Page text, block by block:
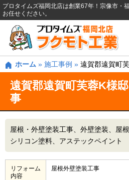
プロタイムズ福岡北店は創業67年！宗像市・
お任せください。
ホーム » 施工事例 » 遠賀郡遠賀町
遠賀郡遠賀町芙蓉K様
事
屋根・外壁塗装工事 外壁塗装 屋
シリコン塗料
アステックペイント
リフォーム
内容
屋根外壁塗装工事